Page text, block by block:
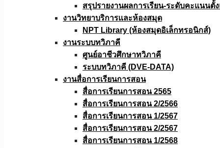
สรุปรายงานผลการเรียน-ระดับคะแนนตั้
งานวิทยาบริการเเละห้องสมุด
NPT Library (ห้องสมุดอิเล็กทรอนิกส์)
งานระบบทวิภาคี
ศูนย์อาชีวศึกษาทวิภาคี
ระบบทวิภาคี (DVE-DATA)
งานสื่อการเรียนการสอน
สื่อการเรียนการสอน 2565
สื่อการเรียนการสอน 2/2566
สื่อการเรียนการสอน 1/2567
สื่อการเรียนการสอน 2/2567
สื่อการเรียนการสอน 1/2568